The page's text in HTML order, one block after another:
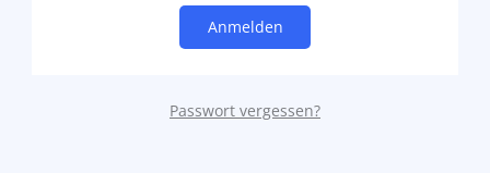
Anmelden
Passwort vergessen?